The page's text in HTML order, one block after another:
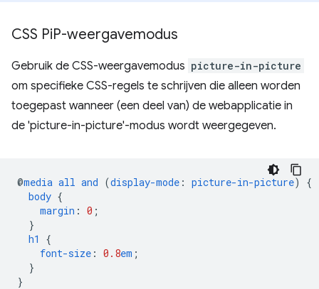
CSS PiP-weergavemodus
Gebruik de CSS-weergavemodus picture-in-picture
om specifieke CSS-regels te schrijven die alleen worden
toegepast wanneer (een deel van) de webapplicatie in
de 'picture-in-picture'-modus wordt weergegeven.
@media all and (display-mode : picture-in-picture)
{
body {
margin : 0 ;
}
h1
{
font-size : 0.8em ;
}
}